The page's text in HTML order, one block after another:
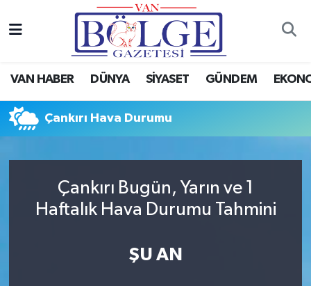
VAN HABER DÜNYA SİYASET GÜNDEM
Çankırı Hava Durumu
Çankırı Bugün, Yarın ve 1
Haftalık Hava Durumu Tahmini
ŞU AN
Van Haber
Gündem
Spor
Ekonomi
Hava Durumu
Puan Durumu ve Fikstür
Tüm Manşetler
Son Dakika Haberleri